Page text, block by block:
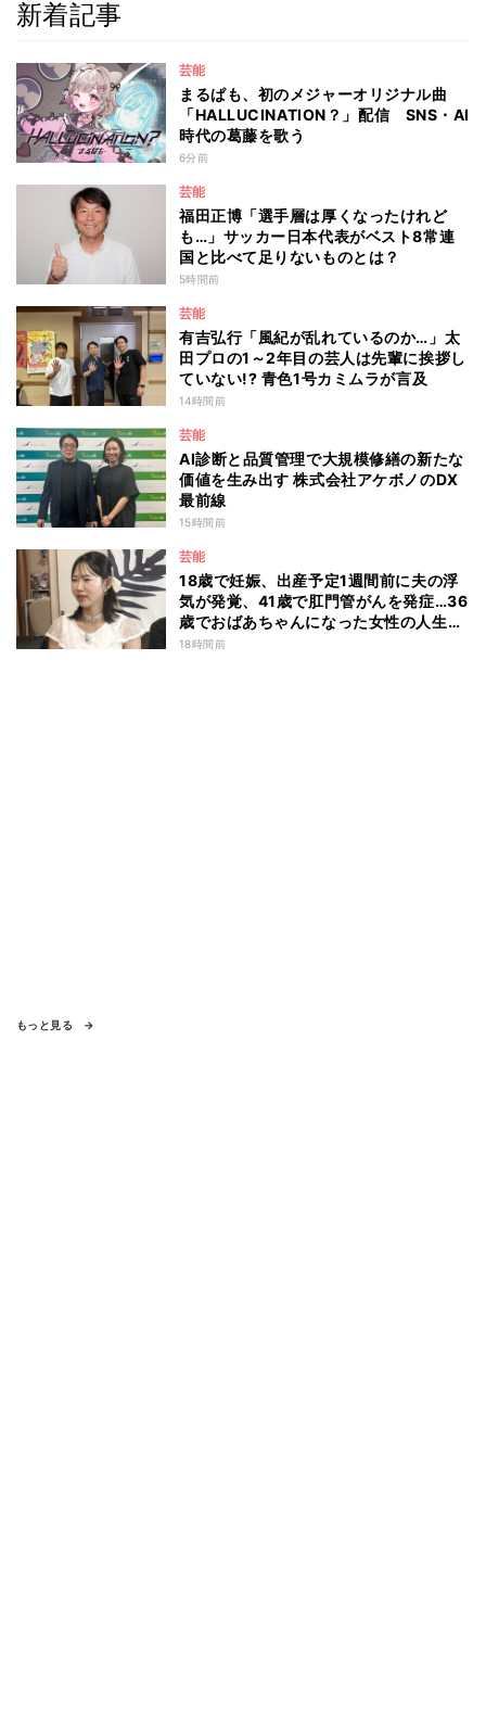
新着記事
芸能
まるぱも、初のメジャーオリジナル曲
「HALLUCINATION？」配信 SNS・AI
時代の葛藤を歌う
6分前
芸能
福田正博「選手層は厚くなったけれど
も…」サッカー日本代表がベスト8常連
国と比べて足りないものとは？
5時間前
芸能
有吉弘行「風紀が乱れているのか…」太
田プロの1～2年目の芸人は先輩に挨拶し
ていない!? 青色1号カミムラが言及
14時間前
芸能
AI診断と品質管理で大規模修繕の新たな
価値を生み出す 株式会社アケボノのDX
最前線
15時間前
芸能
18歳で妊娠、出産予定1週間前に夫の浮
気が発覚、41歳で肛門管がんを発症…36
歳でおばあちゃんになった女性の人生に
島田珠代も思わず涙 『愛のハイエナ
18時間前
もっと見る